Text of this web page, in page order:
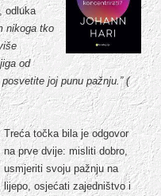
odluka
nikoga tko
od
joj punu pažnju.” (
Treća točka bila je odgovor
na prve dvije: misliti dobro,
usmjeriti svoju pažnju na
lijepo, osjećati zajedništvo i